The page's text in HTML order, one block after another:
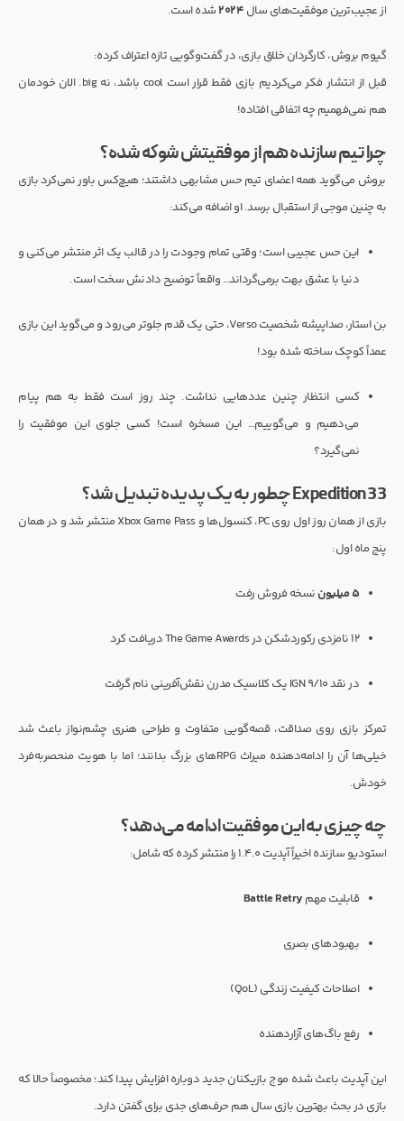
از عجیب‌ترین موفقیت‌های سال ۲۰۲۴شده است.
گیوم بروش، کارگردان خلاق بازی، در گفت‌وگویی تازه اعتراف کرده:
قبل از انتشار فکر می‌کردیم بازی فقط قرار است cool باشد، نه big. الان خودمان
هم نمی‌فهمیم چه اتفاقی افتاده!
چرا تیم سازنده هم از موفقیتش شوکه شده؟
بروش می‌گوید همه اعضای تیم حس مشابهی داشتند؛ هیچ‌کس باور نمی‌کرد بازی
به چنین موجی از استقبال برسد. او اضافه می‌کند:
این حس عجیبی است؛ وقتی تمام وجودت را در قالب یک اثر منتشر می‌کنی و
دنیا با عشق بهت برمی‌گرداند… واقعاً توضیح دادنش سخت است.
بن استار، صداپیشه شخصیت Verso، حتی یک قدم جلوتر می‌رود و می‌گوید این بازی
عمداً کوچک ساخته شده بود!
کسی انتظار چنین عددهایی نداشت. چند روز است فقط به هم پیام
می‌دهیم و می‌گوییم… این مسخره است! کسی جلوی این موفقیت را
نمی‌گیرد؟
Expedition 33 چطور به یک پدیده تبدیل شد؟
بازی از همان روز اول روی PC، کنسول‌ها و Xbox Game Pass منتشر شد و در همان
پنج ماه اول:
۵ میلیون نسخه فروش رفت
۱۲ نامزدی رکوردشکن در The Game Awards دریافت کرد
در نقد 9/10 IGN یک کلاسیک مدرن نقش‌آفرینی نام گرفت
تمرکز بازی روی صداقت، قصه‌گویی متفاوت و طراحی هنری چشم‌نواز باعث شد
خیلی‌ها آن را ادامه‌دهنده میراث RPGهای بزرگ بدانند؛ اما با هویت منحصر‌به‌فرد
خودش.
چه چیزی به این موفقیت ادامه می‌دهد؟
استودیو سازنده اخیراً آپدیت 1.4.0 را منتشر کرده که شامل:
قابلیت مهم Battle Retry
بهبودهای بصری
اصلاحات کیفیت زندگی (QoL)
رفع باگ‌های آزاردهنده
این آپدیت باعث شده موج بازیکنان جدید دوباره افزایش پیدا کند؛ مخصوصاً حالا که
بازی در بحث بهترین بازی سال هم حرف‌های جدی برای گفتن دارد.